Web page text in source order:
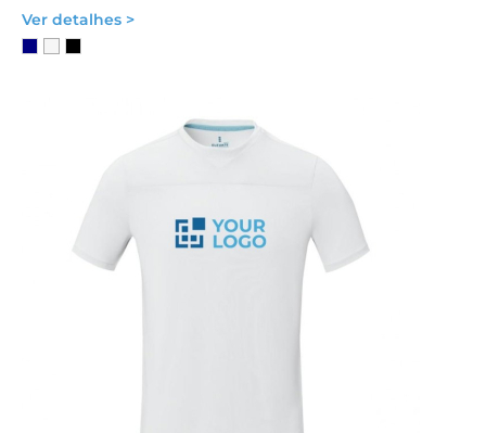
Ver detalhes >